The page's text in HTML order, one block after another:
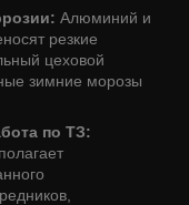
Алюминий и
резкие
цеховой
зимние морозы
по ТЗ: